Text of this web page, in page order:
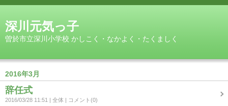
深川元気っ子
曽於市立深川小学校 かしこく・なかよく・たくましく
2016年3月
辞任式
2016/03/28 11:51 全体 コメント(0)